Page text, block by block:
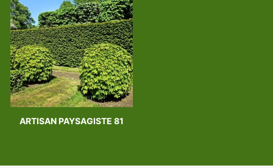
ARTISAN PAYSAGISTE 81